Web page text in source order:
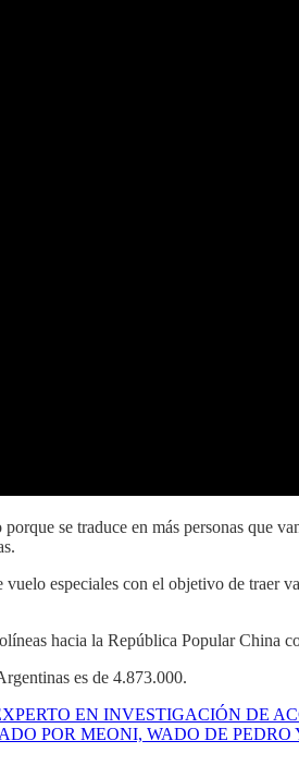
se traduce en más personas que
especiales con el objetivo de traer
hacia la República Popular China
es de 4.873.000.
EN INVESTIGACIÓN DE
POR MEONI, WADO DE